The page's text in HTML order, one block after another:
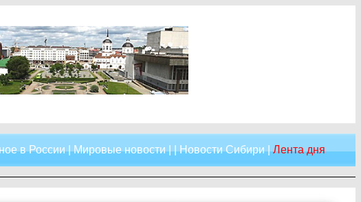
в России|Мировые новости| |Новости Сибири|Лента дня